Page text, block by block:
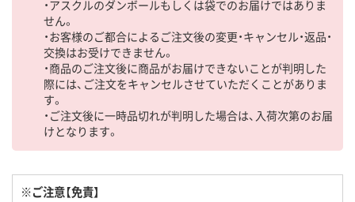
・アスクルのダンボールもしくは袋でのお届けではありま
せん。
・お客様のご都合によるご注文後の変更・キャンセル・返品・
交換はお受けできません。
・商品のご注文後に商品がお届けできないことが判明した
際には、ご注文をキャンセルさせていただくことがありま
す。
・ご注文後に一時品切れが判明した場合は、入荷次第のお届
けとなります。
※ご注意【免責】